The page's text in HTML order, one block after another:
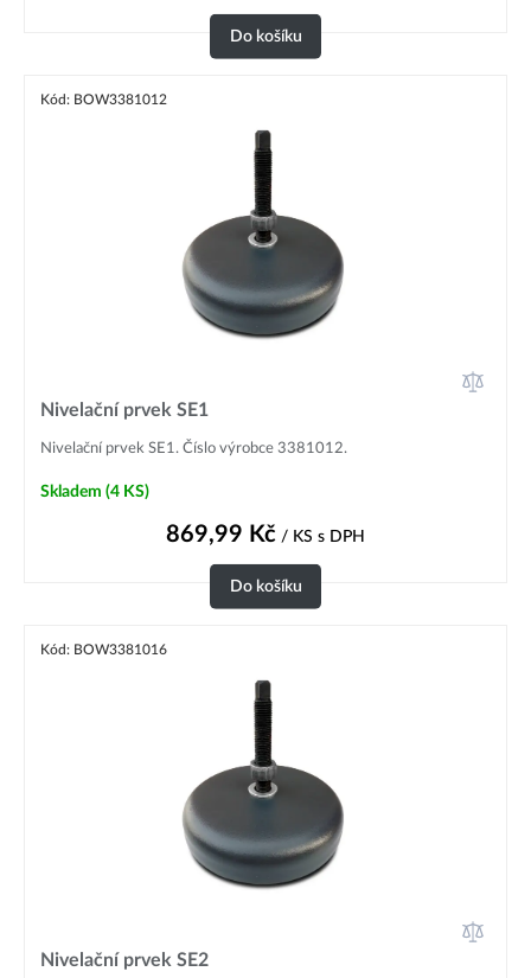
Do košíku
Kód: BOW3381012
Nivelační prvek SE1
Nivelační prvek SE1. Číslo výrobce 3381012.
Skladem (4 KS)
869,99 Kč / KS s DPH
Do košíku
Kód: BOW3381016
Nivelační prvek SE2